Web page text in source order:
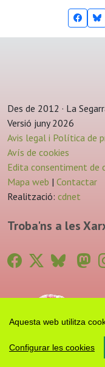
Aquesta web utilitza
Configurar les cookies
Des de 2012 · La
Versió juny 2026
Avis legal i Política de
Avís de cookies
Edita consentiment de
Mapa web | Contactar
Realització: cdnet
Troba'ns a les